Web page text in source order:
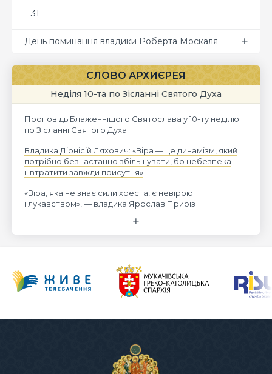
31
День поминання владики Роберта Москаля
СЛОВО АРХИЄРЕЯ
Неділя 10-та по Зісланні Святого Духа
Проповідь Блаженнішого Святослава у 10-ту неділю
по Зісланні Святого Духа
Владика Діонісій Ляхович: «Віра — це динамізм, який
потрібно безнастанно збільшувати, бо небезпека
її втратити завжди присутня»
«Віра, яка не знає сили хреста, є невірою
і лукавством», — владика Ярослав Приріз